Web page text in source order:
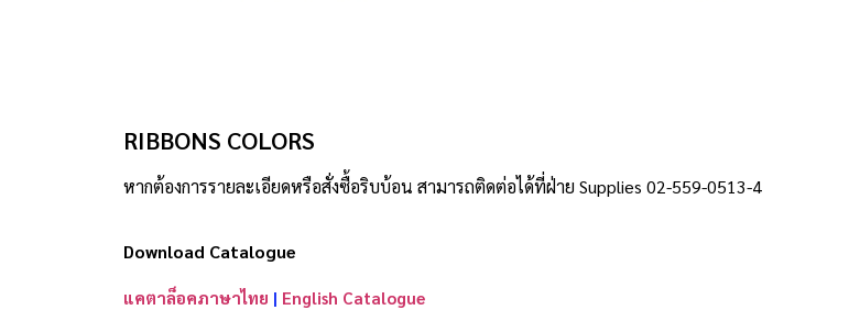
RIBBONS COLORS
หากต้องการรายละเอียดหรือสั่งซื้อริบบ้อน สามารถติดต่อได้ที่ฝ่าย Supplies 02-559-0513-4
Download Catalogue
แคตาล็อคภาษาไทย | English Catalogue